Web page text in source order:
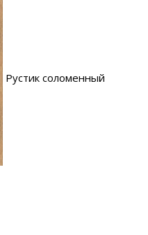
Рустик соломенный